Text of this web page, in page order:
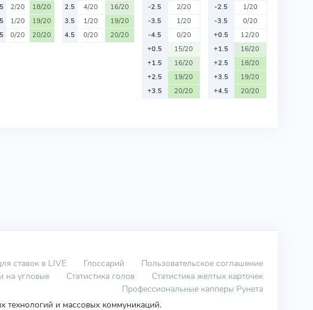
2/20
18/20
1/20
19/20
0/20 20/20
2.5
4/20
16/20
3.5
1/20
19/20
4.5
0/20 20/20
-2.5
2/20
-3.5
1/20
-4.5
0/20
+0.5
15/20
+1.5
16/20
+2.5
19/20
+3.5
20/20
-2.5
1/20
-3.5
0/20
+0.5
12/20
+1.5
16/20
+2.5
18/20
+3.5
19/20
+4.5
20/20
ставок в LIVE Глоссарий
Пользовательское соглашение
на угловые Статистика голов
Статистика желтых карточек
Профессиональные капперы Рунета
технологий и массовых коммуникаций.